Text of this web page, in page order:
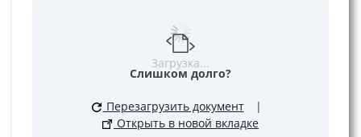
Загрузка...
Слишком долго?
Перезагрузить документ
|
Открыть в новой вкладке